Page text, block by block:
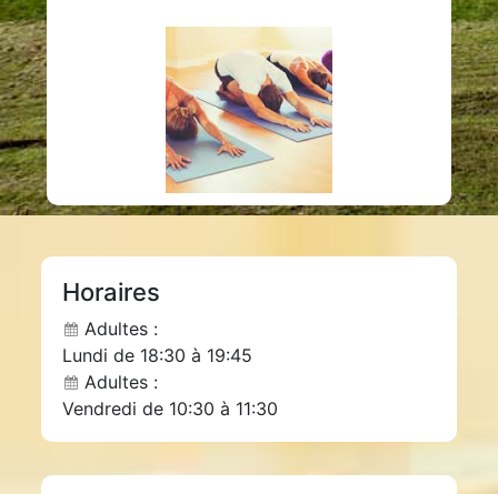
Horaires
Adultes :
Lundi de 18:30 à 19:45
Adultes :
Vendredi de 10:30 à 11:30